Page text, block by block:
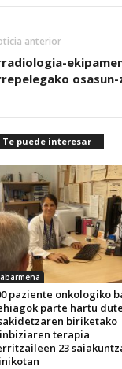
anterior
Te puede interesar
paziente onkologiko
parte hartu dute
biriketako
terapia
23